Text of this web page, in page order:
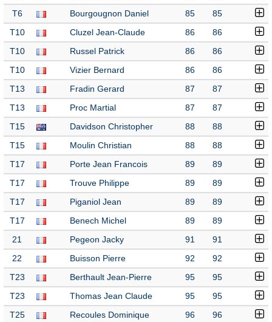
T6 Bourgougnon Daniel 85 85
T10 Cluzel Jean-Claude 86 86
T10 Russel Patrick 86 86
T10 Vizier Bernard 86 86
T13 Fradin Gerard 87 87
T13 Proc Martial 87 87
T15 Davidson Christopher 88 88
T15 Moulin Christian 88 88
T17 Porte Jean Francois 89 89
T17 Trouve Philippe 89 89
T17 Piganiol Jean 89 89
T17 Benech Michel 89 89
21 Pegeon Jacky 91 91
22 Buisson Pierre 92 92
T23 Berthault Jean-Pierre 95 95
T23 Thomas Jean Claude 95 95
T25 Recoules Dominique 96 96